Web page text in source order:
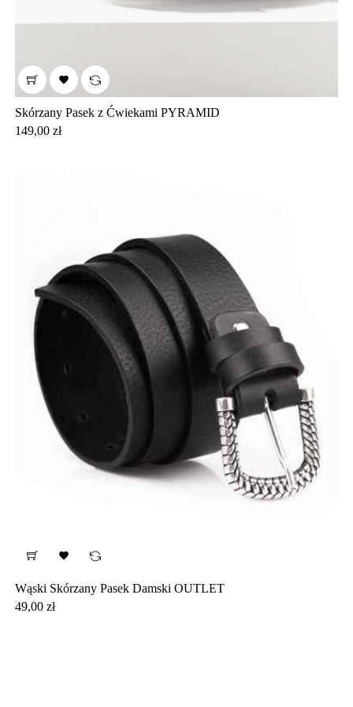

Skórzany Pasek z Ćwiekami PYRAMID
Cena
149,00 zł

Wąski Skórzany Pasek Damski OUTLET
Cena
49,00 zł